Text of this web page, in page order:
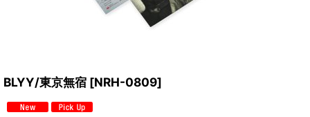
BLYY/東京無宿 [NRH-0809]